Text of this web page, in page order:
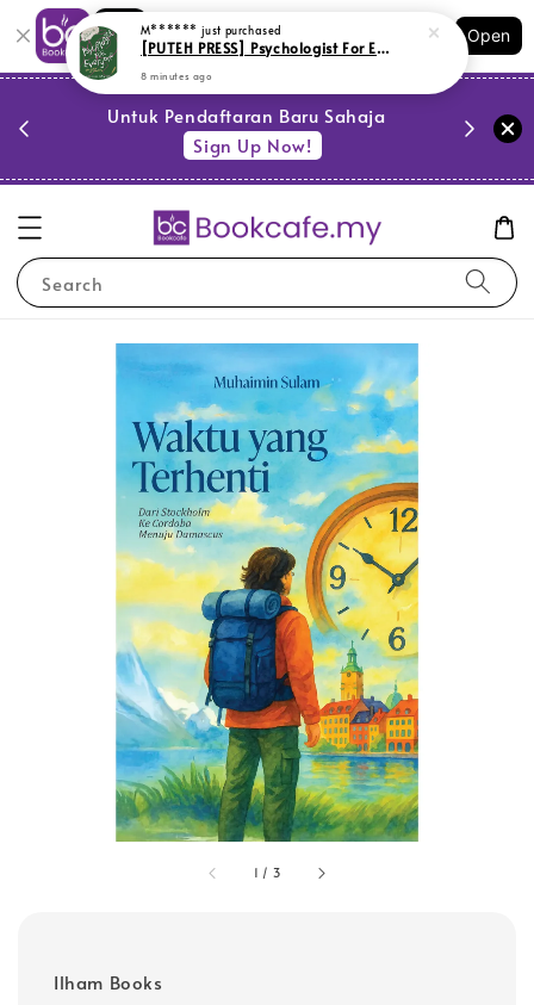
Shopping: Track Your Order
Your Trusted Shops
Open
Untuk Pendaftaran Baru Sahaja
Sign Up Now!
Search
1 / 3
Ilham Books
M****** just purchased
[PUTEH PRESS] Psychologist For Everyone (L157,BL151,G7,SR12)
8 minutes ago